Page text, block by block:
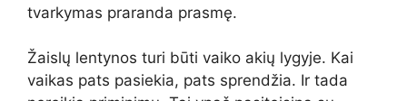
tvarkymas praranda prasmę.
Žaislų lentynos turi būti vaiko akių lygyje. Kai
vaikas pats pasiekia, pats sprendžia. Ir tada